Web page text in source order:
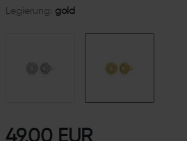
Legierung: gold